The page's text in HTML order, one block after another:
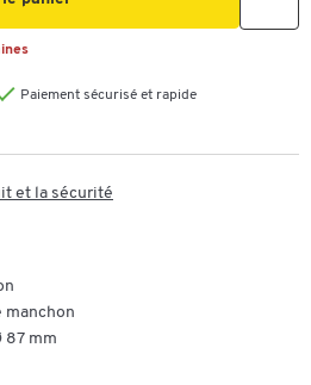
Paiement sécurisé et rapide
et la sécurité
manchon
87 mm